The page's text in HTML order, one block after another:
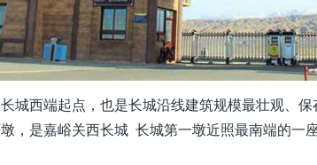
城西端起点，也是长城沿线建筑规模最壮观、
，是嘉峪关西长城 长城第一墩近照最南端的一